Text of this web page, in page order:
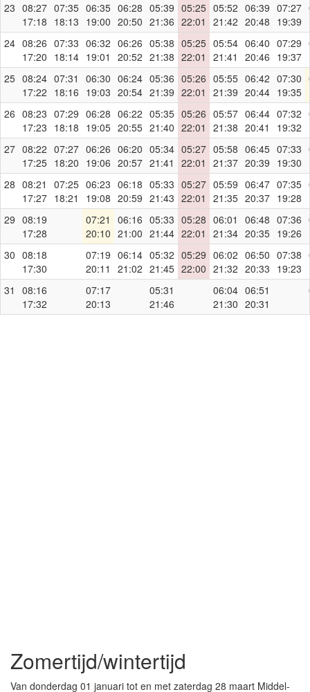
23 08:27
17:18
07:35
18:13
06:35
19:00
06:28
20:50
05:39
21:36
05:25
22:01
05:52
21:42
06:39
20:48
07:27
19:39
24 08:26
17:20
07:33
18:14
06:32
19:01
06:26
20:52
05:38
21:38
05:25
22:01
05:54
21:41
06:40
20:46
07:29
19:37
25 08:24
17:22
07:31
18:16
06:30
19:03
06:24
20:54
05:36
21:39
05:26
22:01
05:55
21:39
06:42
20:44
07:30
19:35
26 08:23
17:23
07:29
18:18
06:28
19:05
06:22
20:55
05:35
21:40
05:26
22:01
05:57
21:38
06:44
20:41
07:32
19:32
27 08:22
17:25
07:27
18:20
06:26
19:06
06:20
20:57
05:34
21:41
05:27
22:01
05:58
21:37
06:45
20:39
07:33
19:30
28 08:21
17:27
07:25
18:21
06:23
19:08
06:18
20:59
05:33
21:43
05:27
22:01
05:59
21:35
06:47
20:37
07:35
19:28
29 08:19
17:28
07:21
20:10
06:16
21:00
05:33
21:44
05:28
22:01
06:01
21:34
06:48
20:35
07:36
19:26
30 08:18
17:30
07:19
20:11
06:14
21:02
05:32
21:45
05:29
22:00
06:02
21:32
06:50
20:33
07:38
19:23
31
08:16
17:32
07:17
20:13
05:31
21:46
06:04
21:30
06:51
20:31
Zomertijd/wintertijd
Van donderdag 01 januari tot en met zaterdag 28 maart Middel-